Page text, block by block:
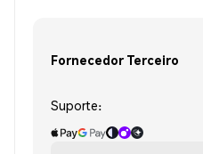
Fornecedor Terceiro
Suporte: